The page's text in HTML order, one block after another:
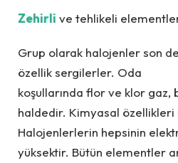
Zehirli ve tehlikeli
Grup olarak halojenler son
özellik sergilerler. Oda
koşullarında flor ve klor gaz,
haldedir. Kimyasal özellikleri
Halojenlerlerin hepsinin
yüksektir. Bütün elementler